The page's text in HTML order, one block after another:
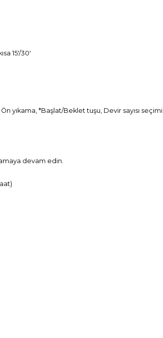
15'/30'
yıkama, *Başlat/Beklet tuşu, Devir sayısı seçimi
devam edin.